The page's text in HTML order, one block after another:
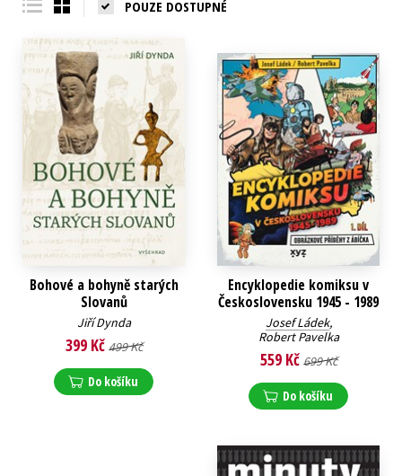
POUZE DOSTUPNÉ
Bohové a bohyně starých
Slovanů
Jiří Dynda
399 Kč 499 Kč
Do košíku
Encyklopedie komiksu v
Československu 1945 - 1989
Josef Ládek,
Robert Pavelka
559 Kč 699 Kč
Do košíku